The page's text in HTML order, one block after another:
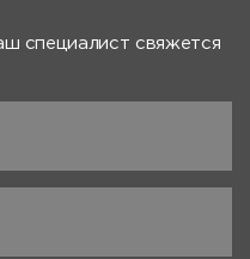
специалист свяжется